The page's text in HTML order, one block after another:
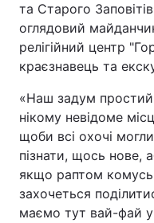
та Старого
оглядовий
релігійний центр
краєзнавець та
«Наш задум простий
нікому невідоме
щоби всі охочі
пізнати, щось нове,
якщо раптом
захочеться
маємо тут вай-фай у